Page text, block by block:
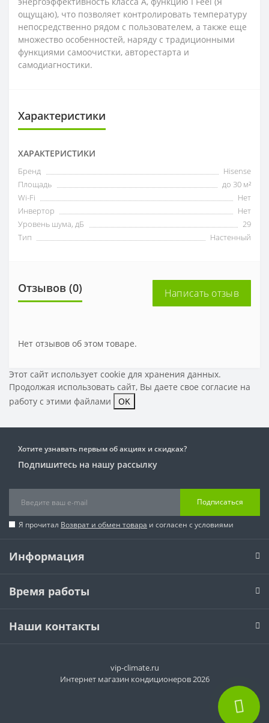
ощущаю), что позволяет контролировать температуру
непосредственно рядом с пользователем, а также еще
множество особенностей, наряду с традиционными
функциями самоочистки, авторестарта и
самодиагностики.
Характеристики
ХАРАКТЕРИСТИКИ
Бренд
Hisense
Площадь
до 30 м²
Wi-Fi
Нет
Инвертор
Нет
Уровень шума, дБ
29
Тип
Настенный
Отзывов (0) Написать отзыв
Нет отзывов об этом товаре.
Этот сайт использует cookie для хранения данных.
Продолжая использовать сайт, Вы даете свое согласие на
работу с этими файлами
OK
Хотите узнавать первым об акциях и скидках?
Подпишитесь на нашу рассылку
Подписаться
Я прочитал Возврат и обмен товара и согласен с условиями
Информация
Время работы
Наши контакты
vip-climate.ru
Интернет магазин кондиционеров 2026